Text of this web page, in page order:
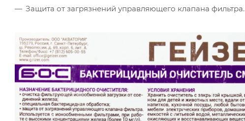
Защита от загрязнений управляющего клапана фильтра.